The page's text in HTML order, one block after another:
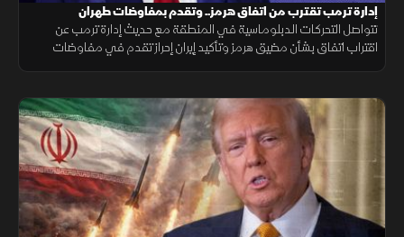
إدارة ترمب تقترب من اتفاق هرمز.. وتقدم بمفاوضات طهران
تتواصل التحركات الدبلوماسية في المنطقة مع حديث إدارة ترمب عن
اقتراب اتفاق بشأن مضيق هرمز وتأكيد إيران إحراز تقدم في مفاوضات